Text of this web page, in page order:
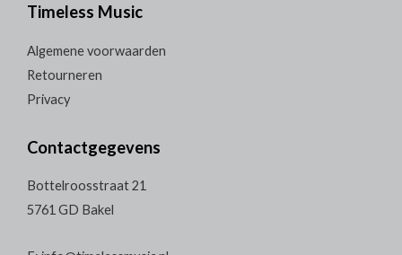
Timeless Music
Algemene voorwaarden
Retourneren
Privacy
Contactgegevens
Bottelroosstraat 21
5761 GD Bakel